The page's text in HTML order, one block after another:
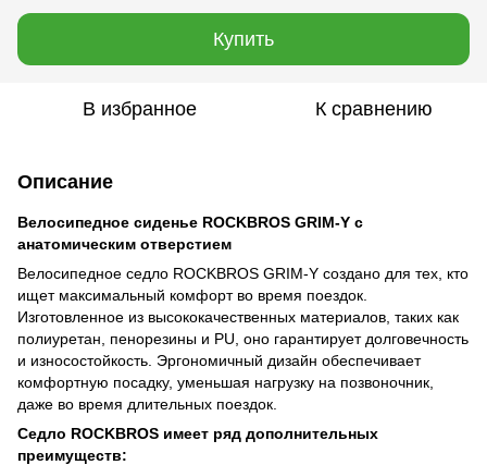
Купить
В избранное К сравнению
Описание
Велосипедное сиденье ROCKBROS GRIM-Y с
анатомическим отверстием
Велосипедное седло ROCKBROS GRIM-Y создано для тех, кто
ищет максимальный комфорт во время поездок.
Изготовленное из высококачественных материалов, таких как
полиуретан, пенорезины и PU, оно гарантирует долговечность
и износостойкость. Эргономичный дизайн обеспечивает
комфортную посадку, уменьшая нагрузку на позвоночник,
даже во время длительных поездок.
Седло ROCKBROS имеет ряд дополнительных
преимуществ: